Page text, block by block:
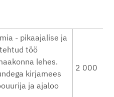
- pikaajalise ja
töö
lehes.
kirjamees
ja ajaloo
2 000